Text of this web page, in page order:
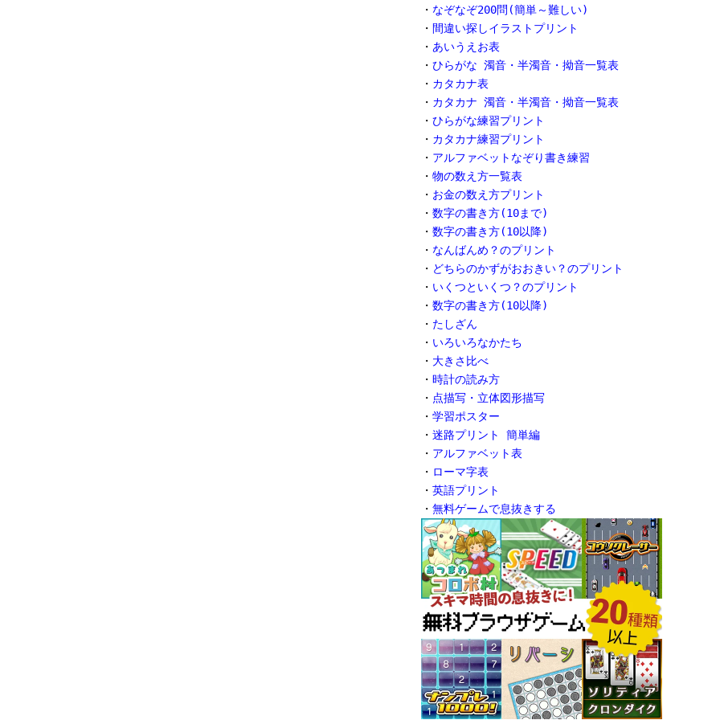
・ なぞなぞ200問(簡単～難しい)
・ 間違い探しイラストプリント
・ あいうえお表
・ ひらがな 濁音・半濁音・拗音一覧表
・ カタカナ表
・ カタカナ 濁音・半濁音・拗音一覧表
・ ひらがな練習プリント
・ カタカナ練習プリント
・ アルファベットなぞり書き練習
・ 物の数え方一覧表
・ お金の数え方プリント
・ 数字の書き方(10まで)
・ 数字の書き方(10以降)
・ なんばんめ？のプリント
・ どちらのかずがおおきい？のプリント
・ いくつといくつ？のプリント
・ 数字の書き方(10以降)
・ たしざん
・ いろいろなかたち
・ 大きさ比べ
・ 時計の読み方
・ 点描写・立体図形描写
・ 学習ポスター
・ 迷路プリント 簡単編
・ アルファベット表
・ ローマ字表
・ 英語プリント
・ 無料ゲームで息抜きする